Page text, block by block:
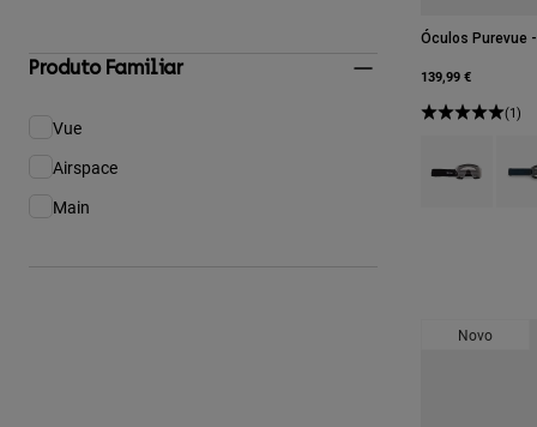
Produto Familiar
Vue
Filtrar por Produto Familiar: Vue
Airspace
Filtrar por Produto Familiar: Airspace
Main
Filtrar por Produto Familiar: Main
Óculos Purevue
139,99 €
(1)
Novo